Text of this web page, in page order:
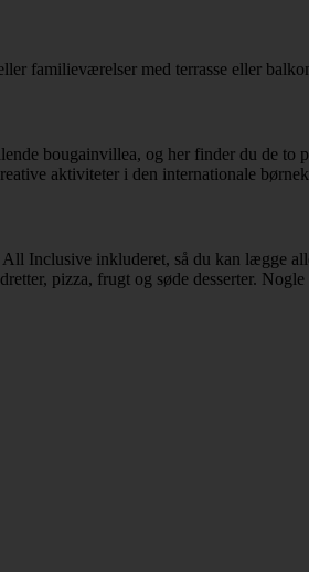
familieværelser med terrasse eller
bougainvillea, og her finder du de
aktiviteter i den internationale
Inclusive inkluderet, så du kan lægge
pizza, frugt og søde desserter.